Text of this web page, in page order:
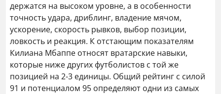
держатся на высоком уровне, а в особенности
точность удара, дриблинг, владение мячом,
ускорение, скорость рывков, выбор позиции,
ловкость и реакция. К отстающим показателям
Килиана Мбаппе относят вратарские навыки,
которые ниже других футболистов с той же
позицией на 2-3 единицы. Общий рейтинг с силой
91 и потенциалом 95 определяют одни из самых